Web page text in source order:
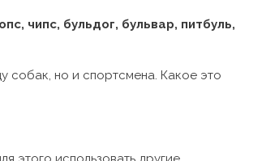
чипс, бульдог, бульвар, питбуль,
собак, но и спортсмена. Какое это